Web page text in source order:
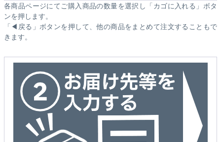
各商品ページにてご購入商品の数量を選択し「カゴに入れる」ボタ
ンを押します。
「◀戻る」ボタンを押して、他の商品をまとめて注文することもで
きます。